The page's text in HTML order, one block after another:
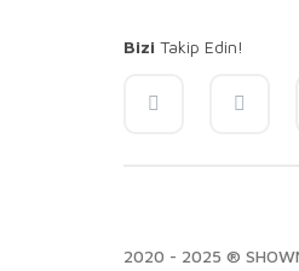
Bizi Takip Edin!
2020 - 2025 ®